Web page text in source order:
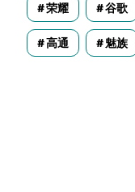
荣耀 谷歌
高通 魅族